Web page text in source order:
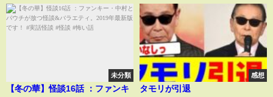
未分類
【冬の華】怪談16話 ：ファンキ
感想
タモリが引退